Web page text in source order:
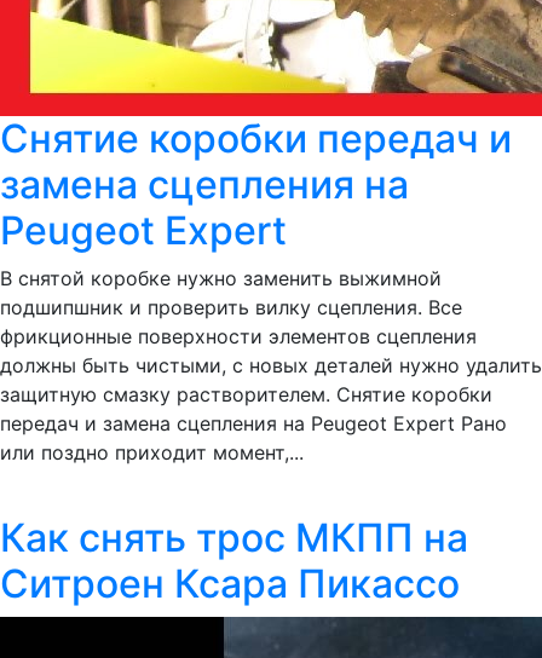
Снятие коробки передач и
замена сцепления на
Peugeot Expert
В снятой коробке нужно заменить выжимной
подшипшник и проверить вилку сцепления. Все
фрикционные поверхности элементов сцепления
должны быть чистыми, с новых деталей нужно удалить
защитную смазку растворителем. Снятие коробки
передач и замена сцепления на Peugeot Expert Рано
или поздно приходит момент,...
Как снять трос МКПП на
Ситроен Ксара Пикассо